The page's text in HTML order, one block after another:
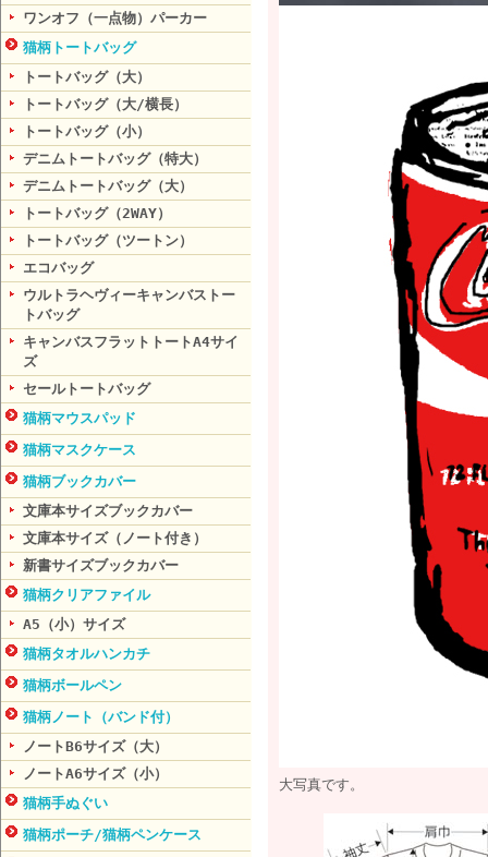
ワンオフ（一点物）パーカー
猫柄トートバッグ
トートバッグ（大）
トートバッグ（大/横長）
トートバッグ（小）
デニムトートバッグ（特大）
デニムトートバッグ（大）
トートバッグ（2WAY）
トートバッグ（ツートン）
エコバッグ
ウルトラヘヴィーキャンバストー
トバッグ
キャンバスフラットトートA4サイ
ズ
セールトートバッグ
猫柄マウスパッド
猫柄マスクケース
猫柄ブックカバー
文庫本サイズブックカバー
文庫本サイズ（ノート付き）
新書サイズブックカバー
猫柄クリアファイル
A5（小）サイズ
猫柄タオルハンカチ
猫柄ボールペン
猫柄ノート（バンド付）
ノートB6サイズ（大）
ノートA6サイズ（小）
猫柄手ぬぐい
猫柄ポーチ/猫柄ペンケース
大写真です。